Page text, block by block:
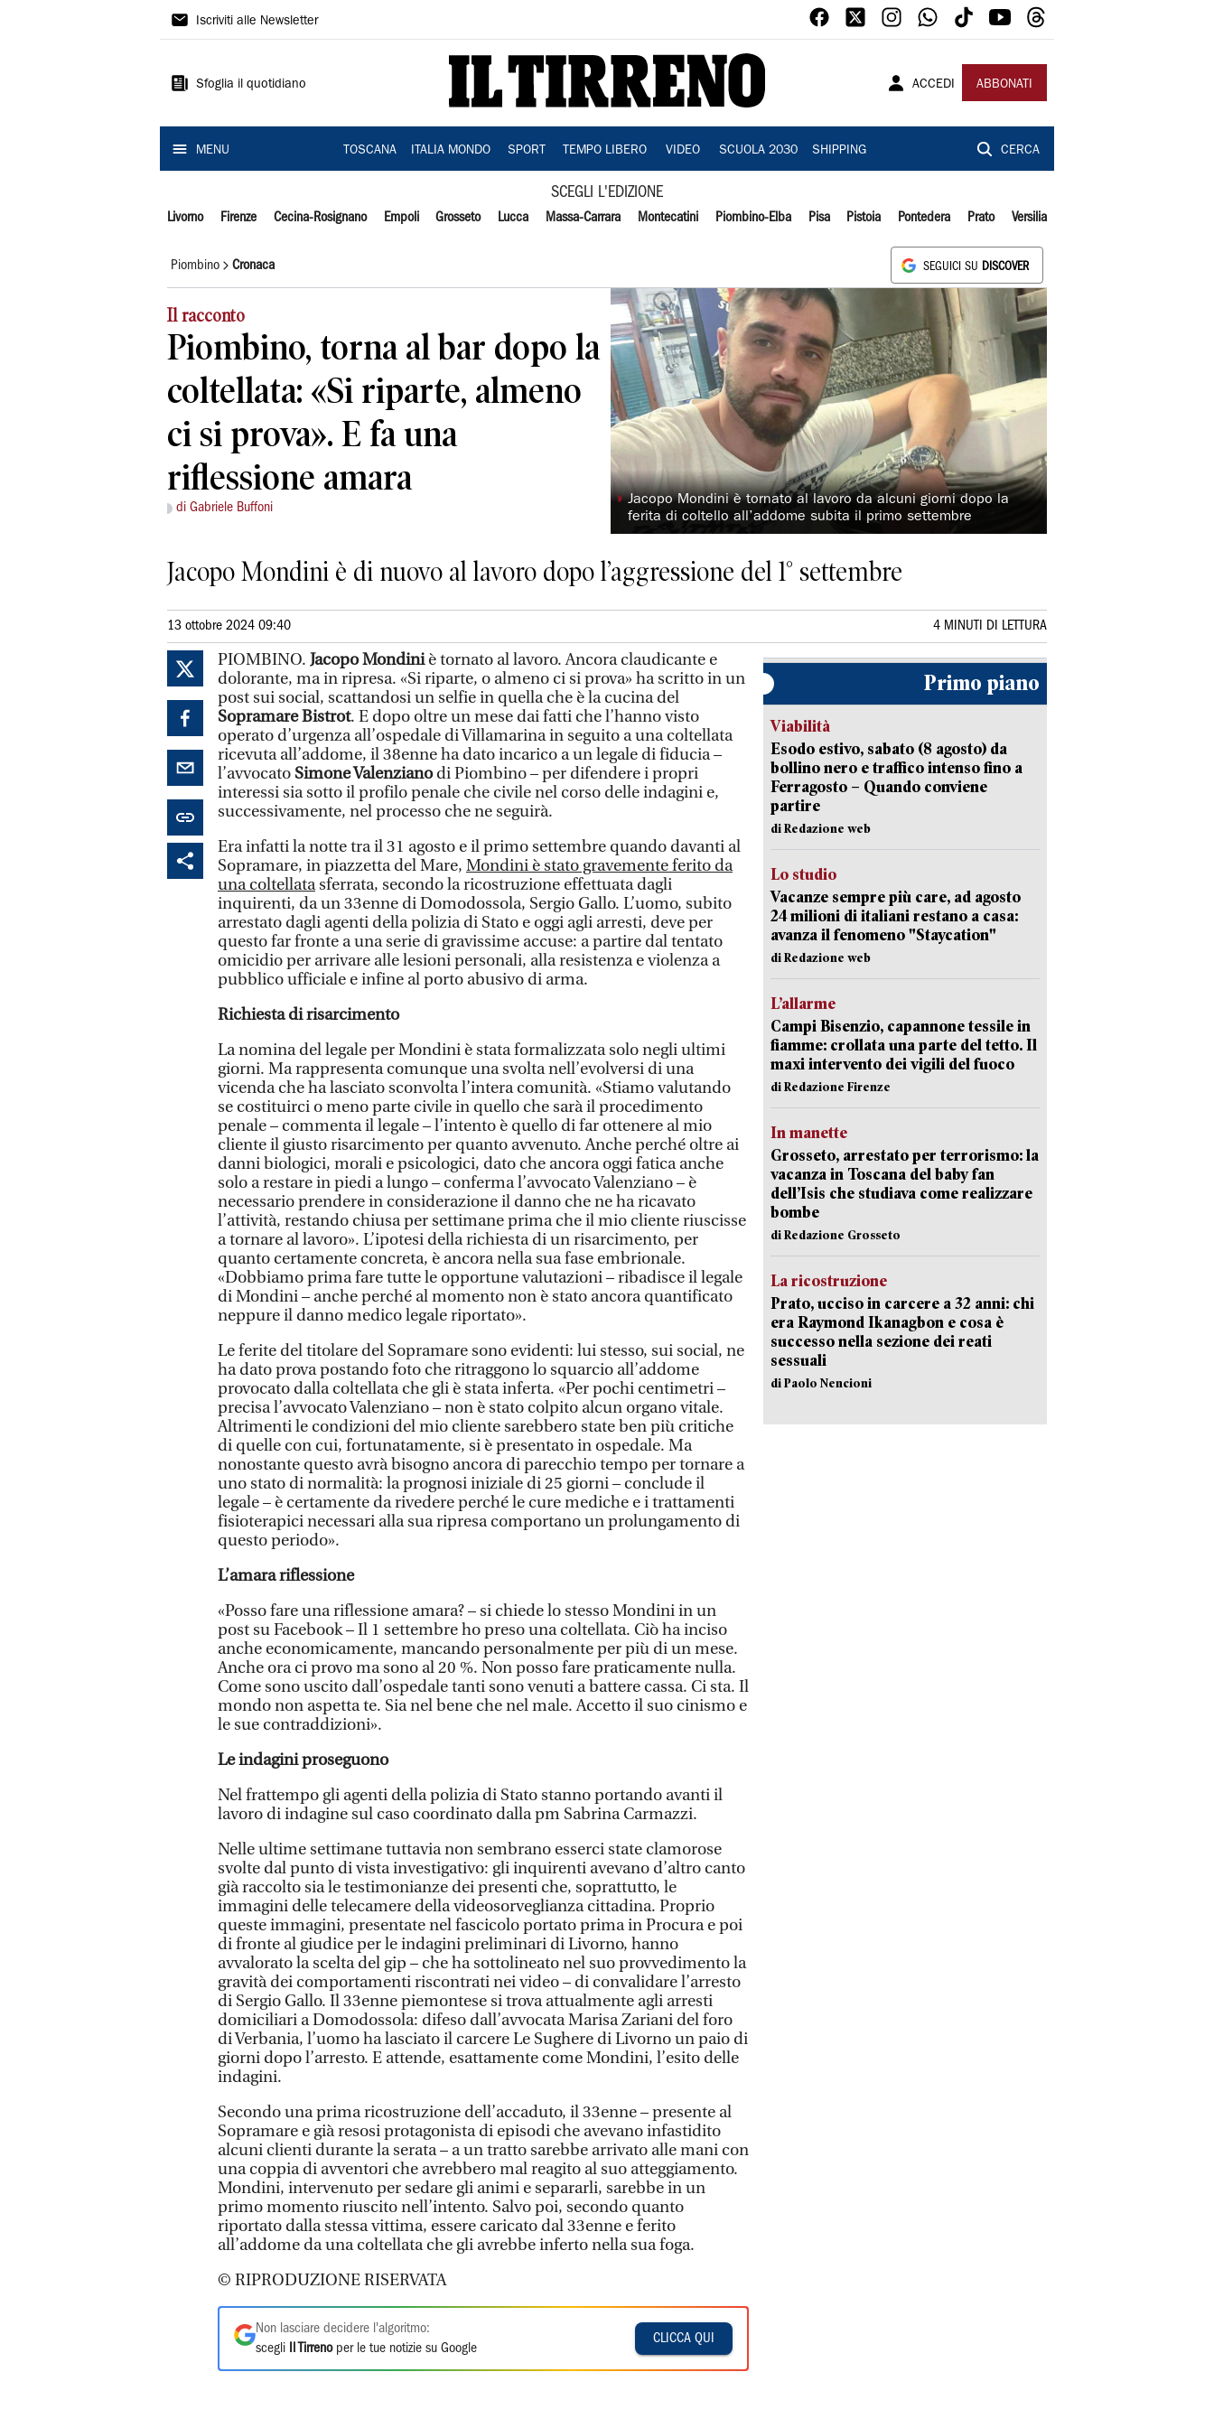
Il
Iscriviti alle Newsletter
Sfoglia il quotidiano ACCEDI ABBONATI
MENU TOSCANA ITALIA MONDO SPORT TEMPO LIBERO VIDEO SCUOLA 2030 SHIPPING CERCA
SCEGLI L'EDIZIONE
Livorno Firenze Cecina-Rosignano Empoli Grosseto Lucca Massa-Carrara Montecatini Piombino-Elba Pisa Pistoia Pontedera Prato Versilia
Piombino Cronaca SEGUICI SU DISCOVER
Il racconto
Piombino, torna al bar dopo la
coltellata: «Si riparte, almeno
ci si prova». E fa una
riflessione amara
di Gabriele Buffoni ◗Jacopo Mondini è tornato al lavoro da alcuni giorni dopo la
ferita di coltello all’addome subita il primo settembre
Jacopo Mondini è di nuovo al lavoro dopo l’aggressione del 1° settembre
13 ottobre 2024 09:40 4 MINUTI DI LETTURA
PIOMBINO. Jacopo Mondiniè tornato al lavoro. Ancora claudicante e
dolorante, ma in ripresa. «Si riparte, o almeno ci si prova» ha scritto in un
post sui social, scattandosi un selfie in quella che è la cucina del
Sopramare Bistrot. E dopo oltre un mese dai fatti che l’hanno visto
operato d’urgenza all’ospedale di Villamarina in seguito a una coltellata
ricevuta all’addome, il 38enne ha dato incarico a un legale di fiducia –
l’avvocato Simone Valenzianodi Piombino – per difendere i propri
interessi sia sotto il profilo penale che civile nel corso delle indagini e,
successivamente, nel processo che ne seguirà.
Era infatti la notte tra il 31 agosto e il primo settembre quando davanti al
Sopramare, in piazzetta del Mare, Mondini è stato gravemente ferito da
una coltellatasferrata, secondo la ricostruzione effettuata dagli
inquirenti, da un 33enne di Domodossola, Sergio Gallo. L’uomo, subito
arrestato dagli agenti della polizia di Stato e oggi agli arresti, deve per
questo far fronte a una serie di gravissime accuse: a partire dal tentato
omicidio per arrivare alle lesioni personali, alla resistenza e violenza a
pubblico ufficiale e infine al porto abusivo di arma.
Richiesta di risarcimento
La nomina del legale per Mondini è stata formalizzata solo negli ultimi
giorni. Ma rappresenta comunque una svolta nell’evolversi di una
vicenda che ha lasciato sconvolta l’intera comunità. «Stiamo valutando
se costituirci o meno parte civile in quello che sarà il procedimento
penale – commenta il legale – l’intento è quello di far ottenere al mio
cliente il giusto risarcimento per quanto avvenuto. Anche perché oltre ai
danni biologici, morali e psicologici, dato che ancora oggi fatica anche
solo a restare in piedi a lungo – conferma l’avvocato Valenziano – è
necessario prendere in considerazione il danno che ne ha ricavato
l’attività, restando chiusa per settimane prima che il mio cliente riuscisse
a tornare al lavoro». L’ipotesi della richiesta di un risarcimento, per
quanto certamente concreta, è ancora nella sua fase embrionale.
«Dobbiamo prima fare tutte le opportune valutazioni – ribadisce il legale
di Mondini – anche perché al momento non è stato ancora quantificato
neppure il danno medico legale riportato».
Le ferite del titolare del Sopramare sono evidenti: lui stesso, sui social, ne
ha dato prova postando foto che ritraggono lo squarcio all’addome
provocato dalla coltellata che gli è stata inferta. «Per pochi centimetri –
precisa l’avvocato Valenziano – non è stato colpito alcun organo vitale.
Altrimenti le condizioni del mio cliente sarebbero state ben più critiche
di quelle con cui, fortunatamente, si è presentato in ospedale. Ma
nonostante questo avrà bisogno ancora di parecchio tempo per tornare a
uno stato di normalità: la prognosi iniziale di 25 giorni – conclude il
legale – è certamente da rivedere perché le cure mediche e i trattamenti
fisioterapici necessari alla sua ripresa comportano un prolungamento di
questo periodo».
L’amara riflessione
«Posso fare una riflessione amara? – si chiede lo stesso Mondini in un
post su Facebook – Il 1 settembre ho preso una coltellata. Ciò ha inciso
anche economicamente, mancando personalmente per più di un mese.
Anche ora ci provo ma sono al 20 %. Non posso fare praticamente nulla.
Come sono uscito dall’ospedale tanti sono venuti a battere cassa. Ci sta. Il
mondo non aspetta te. Sia nel bene che nel male. Accetto il suo cinismo e
le sue contraddizioni».
Le indagini proseguono
Nel frattempo gli agenti della polizia di Stato stanno portando avanti il
lavoro di indagine sul caso coordinato dalla pm Sabrina Carmazzi.
Nelle ultime settimane tuttavia non sembrano esserci state clamorose
svolte dal punto di vista investigativo: gli inquirenti avevano d’altro canto
già raccolto sia le testimonianze dei presenti che, soprattutto, le
immagini delle telecamere della videosorveglianza cittadina. Proprio
queste immagini, presentate nel fascicolo portato prima in Procura e poi
di fronte al giudice per le indagini preliminari di Livorno, hanno
avvalorato la scelta del gip – che ha sottolineato nel suo provvedimento la
gravità dei comportamenti riscontrati nei video – di convalidare l’arresto
di Sergio Gallo. Il 33enne piemontese si trova attualmente agli arresti
domiciliari a Domodossola: difeso dall’avvocata Marisa Zariani del foro
di Verbania, l’uomo ha lasciato il carcere Le Sughere di Livorno un paio di
giorni dopo l’arresto. E attende, esattamente come Mondini, l’esito delle
indagini.
Secondo una prima ricostruzione dell’accaduto, il 33enne – presente al
Sopramare e già resosi protagonista di episodi che avevano infastidito
alcuni clienti durante la serata – a un tratto sarebbe arrivato alle mani con
una coppia di avventori che avrebbero mal reagito al suo atteggiamento.
Mondini, intervenuto per sedare gli animi e separarli, sarebbe in un
primo momento riuscito nell’intento. Salvo poi, secondo quanto
riportato dalla stessa vittima, essere caricato dal 33enne e ferito
all’addome da una coltellata che gli avrebbe inferto nella sua foga.
© RIPRODUZIONE RISERVATA
Non lasciare decidere l'algoritmo:
scegli
Il Tirrenoper le tue notizie su Google
CLICCA QUI
Primo piano
Viabilità
Esodo estivo, sabato (8 agosto) da
bollino nero e traffico intenso fino a
Ferragosto – Quando conviene
partire
di Redazione web
Lo studio
Vacanze sempre più care, ad agosto
24 milioni di italiani restano a casa:
avanza il fenomeno "Staycation"
di Redazione web
L’allarme
Campi Bisenzio, capannone tessile in
fiamme: crollata una parte del tetto. Il
maxi intervento dei vigili del fuoco
di Redazione Firenze
In manette
Grosseto, arrestato per terrorismo: la
vacanza in Toscana del baby fan
dell’Isis che studiava come realizzare
bombe
di Redazione Grosseto
La ricostruzione
Prato, ucciso in carcere a 32 anni: chi
era Raymond Ikanagbon e cosa è
successo nella sezione dei reati
sessuali
di Paolo Nencioni